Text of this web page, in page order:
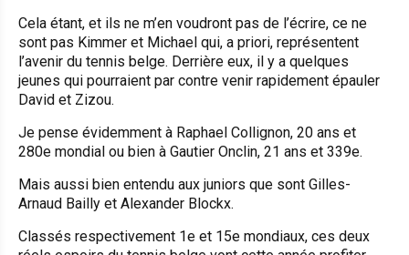
Cela étant, et ils ne m’en voudront pas de l’écrire, ce ne
sont pas Kimmer et Michael qui, a priori, représentent
l’avenir du tennis belge. Derrière eux, il y a quelques
jeunes qui pourraient par contre venir rapidement épauler
David et Zizou.
Je pense évidemment à Raphael Collignon, 20 ans et
280e mondial ou bien à Gautier Onclin, 21 ans et 339e.
Mais aussi bien entendu aux juniors que sont Gilles-
Arnaud Bailly et Alexander Blockx.
Classés respectivement 1e et 15e mondiaux, ces deux